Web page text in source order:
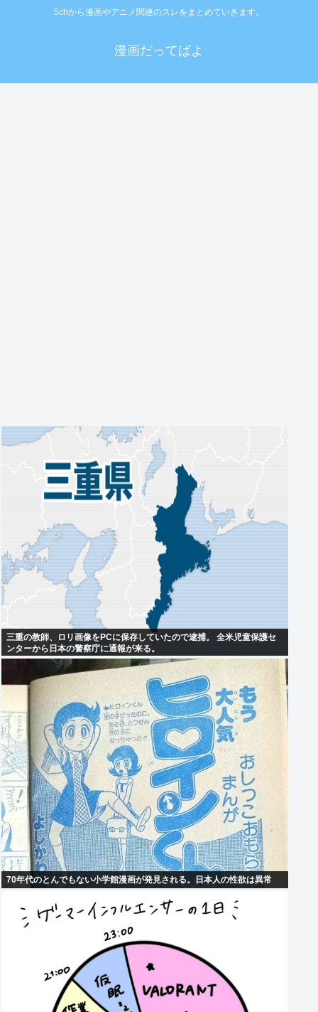
5chから漫画やアニメ関連のスレをまとめていきます。
漫画だってばよ
三重の教師、ロリ画像をPCに保存していたので逮捕。 全米児童保護セ
ンターから日本の警察庁に通報が来る。
70年代のとんでもない小学館漫画が発見される。日本人の性欲は異常